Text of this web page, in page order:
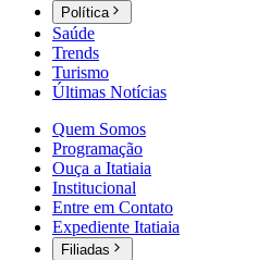
Política
Saúde
Trends
Turismo
Últimas Notícias
Quem Somos
Programação
Ouça a Itatiaia
Institucional
Entre em Contato
Expediente Itatiaia
Filiadas